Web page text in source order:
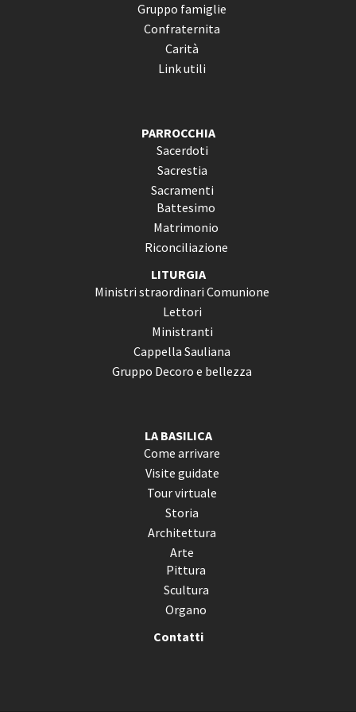
Gruppo famiglie
Confraternita
Carità
Link utili
PARROCCHIA
Sacerdoti
Sacrestia
Sacramenti
Battesimo
Matrimonio
Riconciliazione
LITURGIA
Ministri straordinari Comunione
Lettori
Ministranti
Cappella Sauliana
Gruppo Decoro e bellezza
LA BASILICA
Come arrivare
Visite guidate
Tour virtuale
Storia
Architettura
Arte
Pittura
Scultura
Organo
Contatti